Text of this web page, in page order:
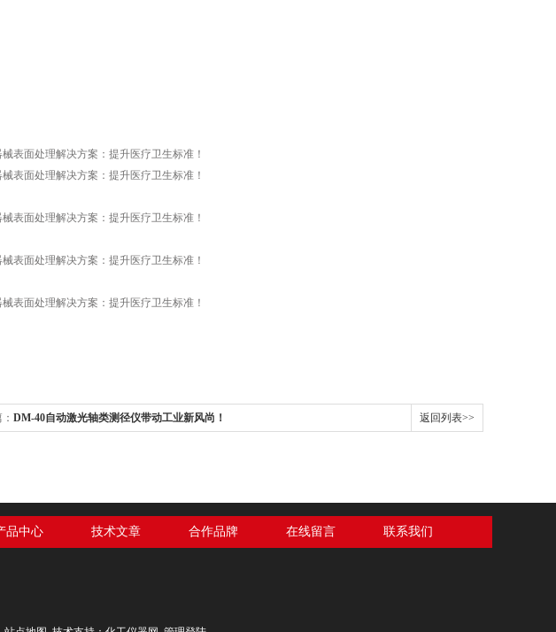
DM-40自动激光轴类测径仪带动工业新风尚！ 返回列表>>
品中心 技术文章 合作品牌 在线留言 联系我们